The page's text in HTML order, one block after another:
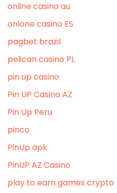
online casino au
onlone casino ES
pagbet brazil
pelican casino PL
pin up casino
Pin UP Casino AZ
Pin Up Peru
pinco
PinUp apk
PinUP AZ Casino
play to earn games crypto